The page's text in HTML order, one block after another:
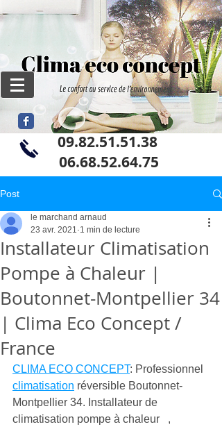
09.82.51.51.38
06.68.52.64.75
Post
Installateur Climatisation
Pompe à Chaleur |
Boutonnet-Montpellier 34
| Clima Eco Concept /
France
le marchand arnaud
23 avr. 2021 1 min de lecture
CLIMA ECO CONCEPT: Professionnel
climatisation réversible Boutonnet-
Montpellier 34. Installateur de
climatisation pompe à chaleur   ,